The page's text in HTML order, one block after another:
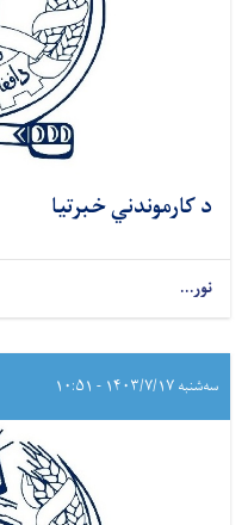
د کارموندني خبرتیا
نور...
سه‌شنبه ۱۴۰۳/۷/۱۷ - ۱۰:۵۱